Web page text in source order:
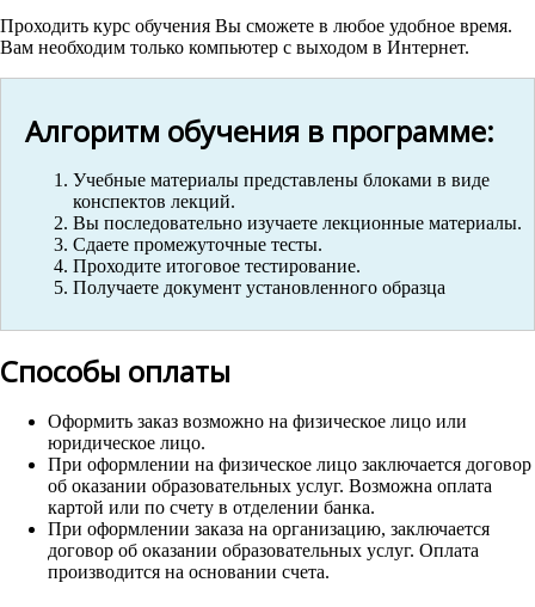
Проходить курс обучения Вы сможете в любое удобное время.
Вам необходим только компьютер с выходом в Интернет.
Алгоритм обучения в программе:
Учебные материалы представлены блоками в виде
конспектов лекций.
Вы последовательно изучаете лекционные материалы.
Сдаете промежуточные тесты.
Проходите итоговое тестирование.
Получаете документ установленного образца
Способы оплаты
Оформить заказ возможно на физическое лицо или
юридическое лицо.
При оформлении на физическое лицо заключается договор
об оказании образовательных услуг. Возможна оплата
картой или по счету в отделении банка.
При оформлении заказа на организацию, заключается
договор об оказании образовательных услуг. Оплата
производится на основании счета.